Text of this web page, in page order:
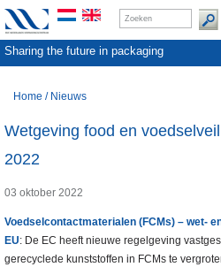
Sharing the future in packaging
Home / Nieuws
Wetgeving food en
2022
03 oktober 2022
Voedselcontactmaterialen (FCMs) – wet-
EU: De EC heeft nieuwe regelgeving
gerecyclede kunststoffen in FCMs te